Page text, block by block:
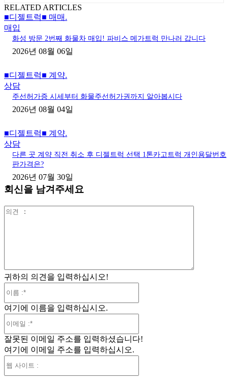
RELATED ARTICLES
■디젤트럭■ 매매.
매입
화성 방문 2번째 화물차 매입! 파비스 메가트럭 만나러 갑니다
2026년 08월 06일
■디젤트럭■ 계약.
상담
주선허가증 시세부터 화물주선허가권까지 알아봅시다
2026년 08월 04일
■디젤트럭■ 계약.
상담
다른 곳 계약 직전 취소 후 디젤트럭 선택 1톤카고트럭 개인용달번호
판가격은?
2026년 07월 30일
회신을 남겨주세요
귀하의 의견을 입력하십시오!
여기에 이름을 입력하십시오.
일
잘못된 이메일 주소를 입력하셨습니다!
여기에 이메일 주소를 입력하십시오.